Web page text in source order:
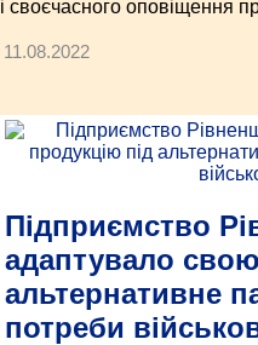
і своєчасного оповіщення
11.08.2022
Підприємство
адаптувало
альтернативне
потреби